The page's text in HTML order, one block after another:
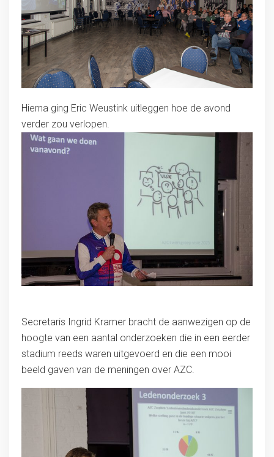
Hierna ging Eric Weustink uitleggen hoe de avond
verder zou verlopen.
Secretaris Ingrid Kramer bracht de aanwezigen op de
hoogte van een aantal onderzoeken die in een eerder
stadium reeds waren uitgevoerd en die een mooi
beeld gaven van de meningen over AZC.